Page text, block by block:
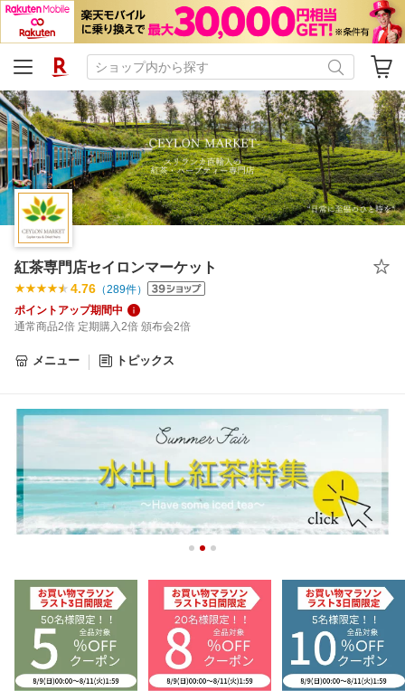
紅茶専門店セイロンマーケット
4.76 （289件）
ポイントアップ期間中
通常商品2倍 定期購入2倍 頒布会2倍
メニュー トピックス